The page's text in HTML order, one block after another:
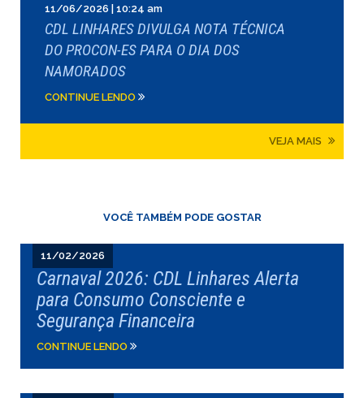
11/06/2026 | 10:24 am
CDL LINHARES DIVULGA NOTA TÉCNICA
DO PROCON-ES PARA O DIA DOS
NAMORADOS
CONTINUE LENDO
VEJA MAIS
VOCÊ TAMBÉM PODE GOSTAR
11/02/2026
Carnaval 2026: CDL Linhares Alerta
para Consumo Consciente e
Segurança Financeira
CONTINUE LENDO